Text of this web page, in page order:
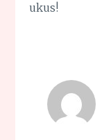
ukus!